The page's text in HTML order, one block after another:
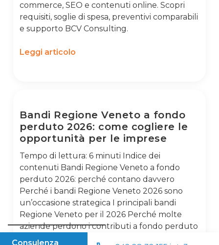
Consulenza
commerce, SEO e contenuti online. Scopri
requisiti, soglie di spesa, preventivi comparabili
e supporto BCV Consulting.
Leggi articolo
Bandi Regione Veneto a fondo
perduto 2026: come cogliere le
opportunità per le imprese
Tempo di lettura: 6 minuti Indice dei
contenuti Bandi Regione Veneto a fondo
perduto 2026: perché contano davvero
Perché i bandi Regione Veneto 2026 sono
un’occasione strategica I principali bandi
Regione Veneto per il 2026 Perché molte
aziende perdono i contributi a fondo perduto
BCV Group: il partner per accedere ai bandi